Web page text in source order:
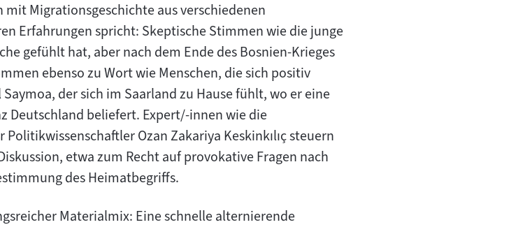
Migrationsgeschichte aus verschiedenen
Erfahrungen spricht: Skeptische Stimmen wie die junge
gefühlt hat, aber nach dem Ende des Bosnien-Krieges
ebenso zu Wort wie Menschen, die sich positiv
der sich im Saarland zu Hause fühlt, wo er eine
Deutschland beliefert. Expert/-innen wie die
Ozan Zakariya Keskinkılıç steuern
etwa zum Recht auf provokative Fragen nach
des Heimatbegriffs.
Materialmix: Eine schnelle alternierende